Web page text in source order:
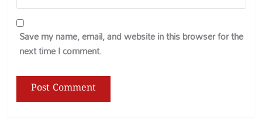
Save my name, email, and website in this browser for the
next time I comment.